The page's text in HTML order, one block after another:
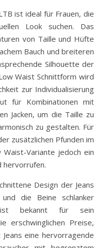
ist ideal für Frauen, die
Look suchen. Das
von Taille und Hüfte
Bauch und breiteren
Silhouette der
Waist Schnittform wird
zur Individualisierung
für Kombinationen mit
Jacken, um die Taille zu
zu gestalten. Für
zusätzlichen Pfunden im
Variante jedoch ein
hervorrufen.
Design der Jeans
die Beine schlanker
ist bekannt für sein
erschwinglichen Preise,
eine hervorragende